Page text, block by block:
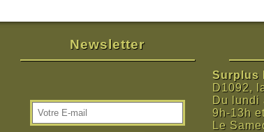
Newsletter
Surplus
D1092,
Du lundi
9h-13h
Le